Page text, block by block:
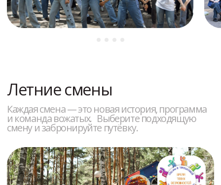
Каждая смена — это новая история, программа
и команда вожатых. Выберите подходящую
смену и забронируйте путёвку.
1-ый заезд